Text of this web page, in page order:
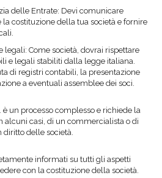
delle Entrate: Devi comunicare
la costituzione della tua società e fornire
Come società, dovrai rispettare
e legali stabiliti dalla legge italiana.
di registri contabili, la presentazione
a eventuali assemblee dei soci.
è un processo complesso e richiede la
alcuni casi, di un commercialista o di
delle società.
informati su tutti gli aspetti
con la costituzione della società.